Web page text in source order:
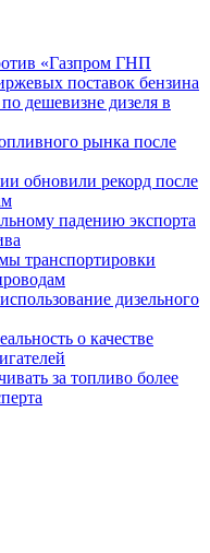
«Газпром ГНП
поставок бензина
дешевизне дизеля в
рынка после
обновили рекорд после
падению экспорта
транспортировки
дизельного
о качестве
за топливо более